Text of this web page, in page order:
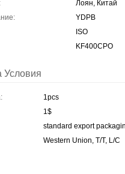
Лоян, Китай
YDPB
ISO
KF400CPO
Условия
1pcs
1$
standard export
Western Union, T/T, L/C